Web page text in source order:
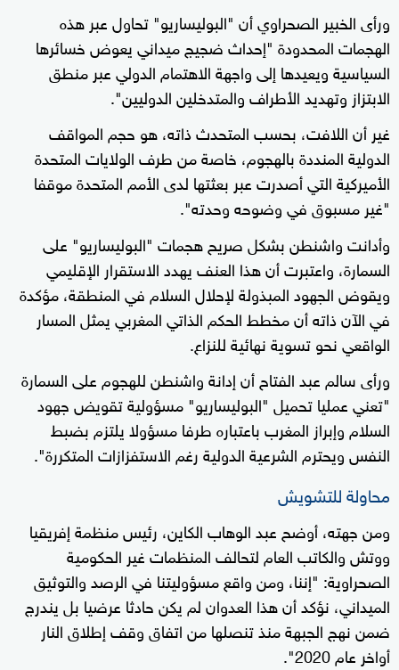
ورأى الخبير الصحراوي أن "البوليساريو" تحاول عبر هذه
الهجمات المحدودة "إحداث ضجيج ميداني يعوض خسائرها
السياسية ويعيدها إلى واجهة الاهتمام الدولي عبر منطق
الابتزاز وتهديد الأطراف والمتدخلين الدوليين".
غير أن اللافت، بحسب المتحدث ذاته، هو حجم المواقف
الدولية المنددة بالهجوم، خاصة من طرف الولايات المتحدة
الأميركية التي أصدرت عبر بعثتها لدى الأمم المتحدة موقفا
"غير مسبوق في وضوحه وحدته".
وأدانت واشنطن بشكل صريح هجمات "البوليساريو" على
السمارة، واعتبرت أن هذا العنف يهدد الاستقرار الإقليمي
ويقوض الجهود المبذولة لإحلال السلام في المنطقة، مؤكدة
في الآن ذاته أن مخطط الحكم الذاتي المغربي يمثل المسار
الواقعي نحو تسوية نهائية للنزاع.
ورأى سالم عبد الفتاح أن إدانة واشنطن للهجوم على السمارة
"تعني عمليا تحميل "البوليساريو" مسؤولية تقويض جهود
السلام وإبراز المغرب باعتباره طرفا مسؤولا يلتزم بضبط
النفس ويحترم الشرعية الدولية رغم الاستفزازات المتكررة".
محاولة للتشويش
ومن جهته، أوضح عبد الوهاب الكاين، رئيس منظمة إفريقيا
ووتش والكاتب العام لتحالف المنظمات غير الحكومية
الصحراوية: "إننا، ومن واقع مسؤوليتنا في الرصد والتوثيق
الميداني، نؤكد أن هذا العدوان لم يكن حادثا عرضيا بل يندرج
ضمن نهج الجبهة منذ تنصلها من اتفاق وقف إطلاق النار
أواخر عام 2020".